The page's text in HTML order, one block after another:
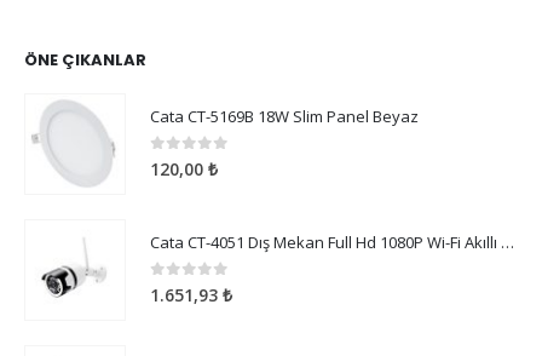
ÖNE ÇIKANLAR
Cata CT-5169B 18W Slim Panel Beyaz
05 üzerinden
120,00 ₺
Cata CT-4051 Dış Mekan Full Hd 1080P Wi-Fi Akıllı Kamera
0 5 üzerinden
1.651,93 ₺